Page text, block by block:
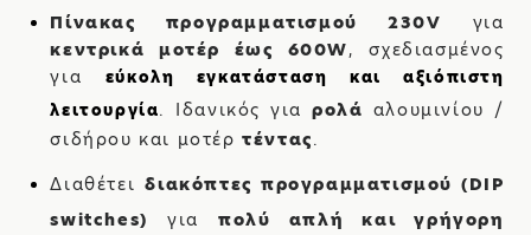
ΒΡΕΙΤΕ ΜΑΣ:
Πίνακας προγραμματισμού 230V για
κεντρικά μοτέρ έως 600W, σχεδιασμένος
για εύκολη εγκατάσταση και αξιόπιστη
λειτουργία. Ιδανικός γιαρολά αλουμινίου /
σιδήρου και μοτέρτέντας.
Διαθέτειδιακόπτες προγραμματισμού (DIP
switches) γιαπολύ απλή και γρήγορη